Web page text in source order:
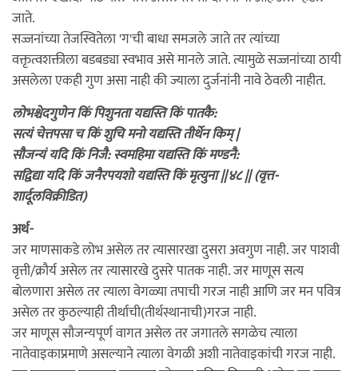
जाते.
सज्जनांच्या तेजस्वितेला 'ग'ची बाधा समजले जाते तर त्यांच्या
वक्तृत्वशक्तीला बडबड्या स्वभाव असे मानले जाते. त्यामुळे सज्जनांच्या ठायी
असलेला एकही गुण असा नाही की ज्याला दुर्जनांनी नावे ठेवली नाहीत.
लोभश्चेदगुणेन किं पिशुनता यद्यस्ति किं पातकै:
सत्यं चेत्तपसा च किं शुचि मनो यद्यस्ति तीर्थेन किम् |
सौजन्यं यदि किं निजै: स्वमहिमा यद्यस्ति किं मण्डनै:
सद्विद्या यदि किं जनैरपयशो यद्यस्ति किं मृत्युना ||४८ || (वृत्त-
शार्दूलविक्रीडित)
अर्थ-
जर माणसाकडे लोभ असेल तर त्यासारखा दुसरा अवगुण नाही. जर पाशवी
वृत्ती/क्रौर्य असेल तर त्यासारखे दुसरे पातक नाही. जर माणूस सत्य
बोलणारा असेल तर त्याला वेगळ्या तपाची गरज नाही आणि जर मन पवित्र
असेल तर कुठल्याही तीर्थाची(तीर्थस्थानाची)गरज नाही.
जर माणूस सौजन्यपूर्ण वागत असेल तर जगातले सगळेच त्याला
नातेवाइकाप्रमाणे असल्याने त्याला वेगळी अशी नातेवाइकांची गरज नाही.